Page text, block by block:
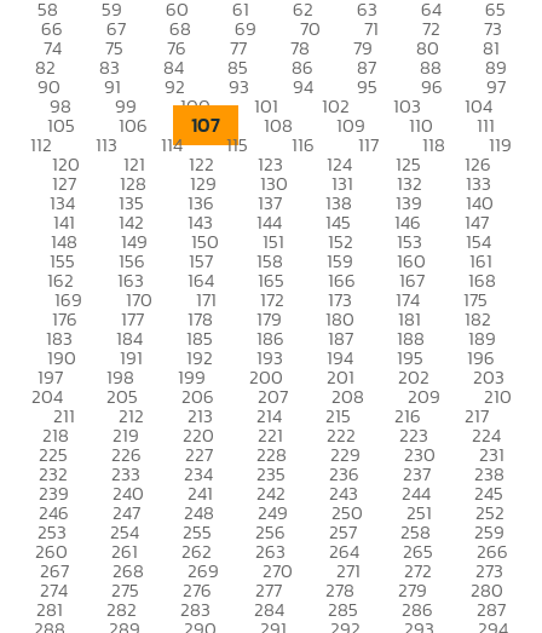
58 59 60 61 62 63 64 65
66 67 68 69 70 71 72 73
74 75 76 77 78 79 80 81
82 83 84 85 86 87 88 89
90 91 92 93 94 95 96 97
98 99 100 101 102 103 104
105 106 107 108 109 110 111
112 113 114 115 116 117 118 119
120 121 122 123 124 125 126
127 128 129 130 131 132 133
134 135 136 137 138 139 140
141 142 143 144 145 146 147
148 149 150 151 152 153 154
155 156 157 158 159 160 161
162 163 164 165 166 167 168
169 170 171 172 173 174 175
176 177 178 179 180 181 182
183 184 185 186 187 188 189
190 191 192 193 194 195 196
197 198 199 200 201 202 203
204 205 206 207 208 209 210
211 212 213 214 215 216 217
218 219 220 221 222 223 224
225 226 227 228 229 230 231
232 233 234 235 236 237 238
239 240 241 242 243 244 245
246 247 248 249 250 251 252
253 254 255 256 257 258 259
260 261 262 263 264 265 266
267 268 269 270 271 272 273
274 275 276 277 278 279 280
281 282 283 284 285 286 287